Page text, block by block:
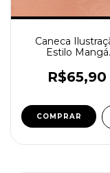
Caneca
Estilo Mangá
R$65,90
COMPRAR